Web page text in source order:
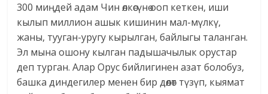
300 миңдей адам Чин өлкөсүнө ооп кеткен, иши
кылып миллион ашык кишинин мал-мүлкү,
жаны, тууган-уругу кырылган, байлыгы таланган.
Эл мына ошону кылган падышачылык орустар
деп турган. Алар Орус бийлигинен азат болобуз,
башка диндегилер менен бир дөөлөт түзүп, кыямат